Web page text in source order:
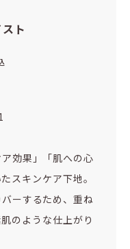
ト
ア効果」「肌への心
スキンケア下地。
ーするため、重ね
のような仕上がり